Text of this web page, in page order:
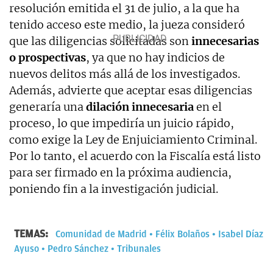
resolución emitida el 31 de julio, a la que ha
tenido acceso este medio, la jueza consideró
que las diligencias solicitadas soninnecesarias
o prospectivas, ya que no hay indicios de
nuevos delitos más allá de los investigados.
Además, advierte que aceptar esas diligencias
generaría unadilación innecesariaen el
proceso, lo que impediría un juicio rápido,
como exige la Ley de Enjuiciamiento Criminal.
Por lo tanto, el acuerdo con la Fiscalía está listo
para ser firmado en la próxima audiencia,
poniendo fin a la investigación judicial.
TEMAS: Comunidad de Madrid Félix Bolaños
Isabel Díaz
Ayuso
Pedro Sánchez Tribunales